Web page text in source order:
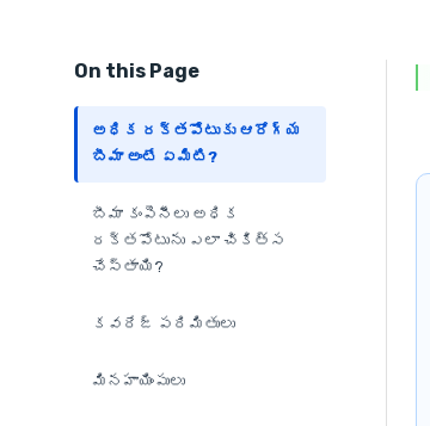
On this Page
అధిక రక్తపోటుకు ఆరోగ్య
బీమా అంటే ఏమిటి?
బీమా కంపెనీలు అధిక
రక్తపోటును ఎలా చికిత్స
చేస్తాయి?
కవరేజ్ పరిమితులు
మినహాయింపులు